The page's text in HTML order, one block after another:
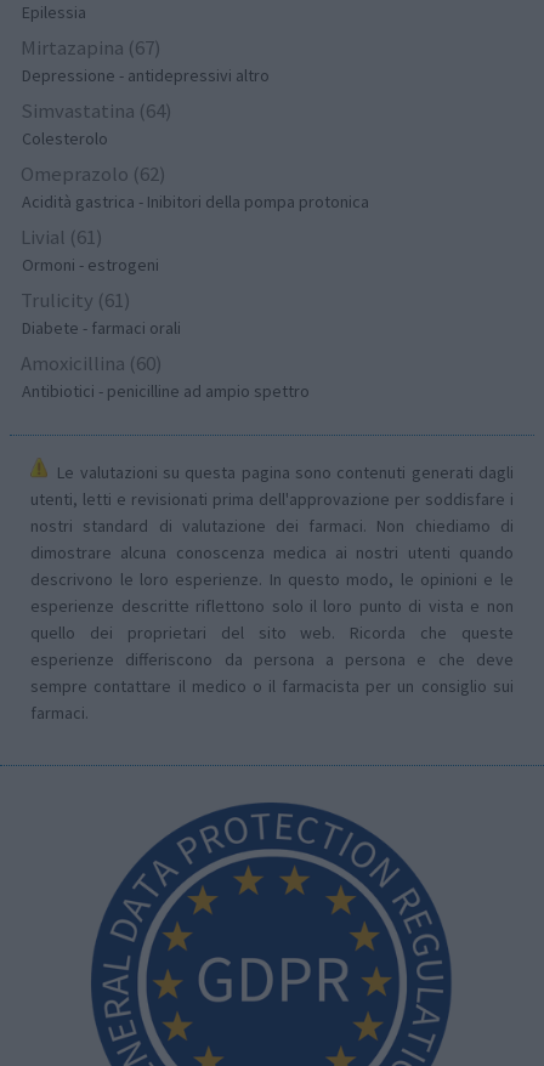
Epilessia
Mirtazapina (67)
Depressione - antidepressivi altro
Simvastatina (64)
Colesterolo
Omeprazolo (62)
Acidità gastrica - Inibitori della pompa protonica
Livial (61)
Ormoni - estrogeni
Trulicity (61)
Diabete - farmaci orali
Amoxicillina (60)
Antibiotici - penicilline ad ampio spettro
Le valutazioni su questa pagina sono contenuti generati dagli
utenti, letti e revisionati prima dell'approvazione per soddisfare i
nostri standard di valutazione dei farmaci. Non chiediamo di
dimostrare alcuna conoscenza medica ai nostri utenti quando
descrivono le loro esperienze. In questo modo, le opinioni e le
esperienze descritte riflettono solo il loro punto di vista e non
quello dei proprietari del sito web. Ricorda che queste
esperienze differiscono da persona a persona e che deve
sempre contattare il medico o il farmacista per un consiglio sui
farmaci.